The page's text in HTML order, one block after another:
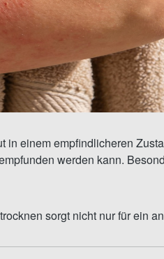
in einem empfindlicheren
werden kann.
sorgt nicht nur für ein